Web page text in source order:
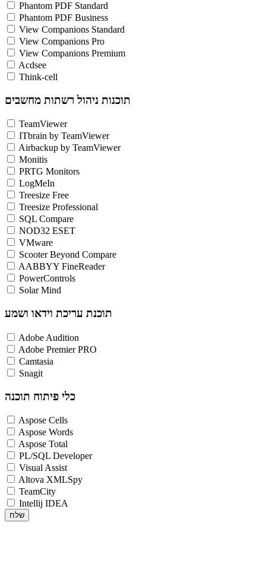
Phantom PDF Standard
Phantom PDF Business
View Companions Standard
View Companions Pro
View Companions Premium
Acdsee
Think-cell
תוכנות ניהול רשתות מחשבים
TeamViewer
ITbrain by TeamViewer
Airbackup by TeamViewer
Monitis
PRTG Monitors
LogMeIn
Treesize Free
Treesize Professional
SQL Compare
NOD32 ESET
VMware
Scooter Beyond Compare
AABBYY FineReader
PowerControls
Solar Mind
תוכנת עריכת וידאו ושמע
Adobe Audition
Adobe Premier PRO
Camtasia
Snagit
כלי פיתוח תוכנה
Aspose Cells
Aspose Words
Aspose Total
PL/SQL Developer
Visual Assist
Altova XMLSpy
TeamCity
Intellij IDEA